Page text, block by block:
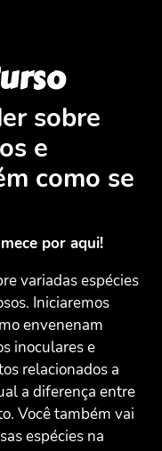
pode salvar vidas.
sobre
e
como se
por aqui!
variadas espécies
Iniciaremos
envenenam
inoculares e
relacionados a
a diferença entre
Você também vai
espécies na